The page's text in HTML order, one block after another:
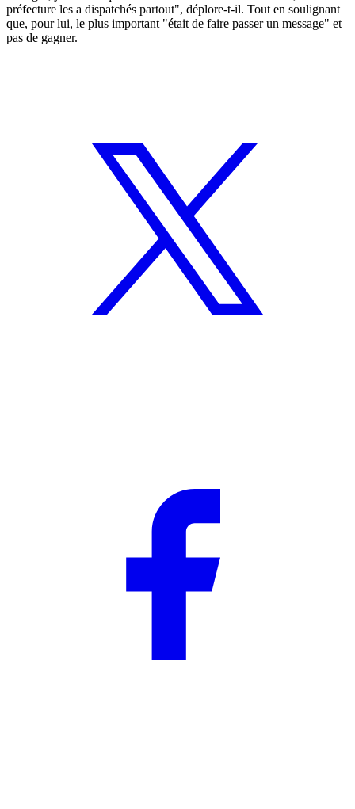
préfecture les a dispatchés partout", déplore-t-il. Tout en soulignant
que, pour lui, le plus important "était de faire passer un message" et
pas de gagner.